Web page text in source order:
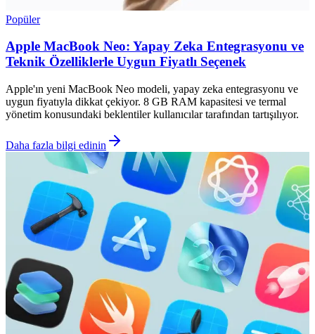
Popüler
Apple MacBook Neo: Yapay Zeka Entegrasyonu ve
Teknik Özelliklerle Uygun Fiyatlı Seçenek
Apple'ın yeni MacBook Neo modeli, yapay zeka entegrasyonu ve
uygun fiyatıyla dikkat çekiyor. 8 GB RAM kapasitesi ve termal
yönetim konusundaki beklentiler kullanıcılar tarafından tartışılıyor.
Daha fazla bilgi edinin